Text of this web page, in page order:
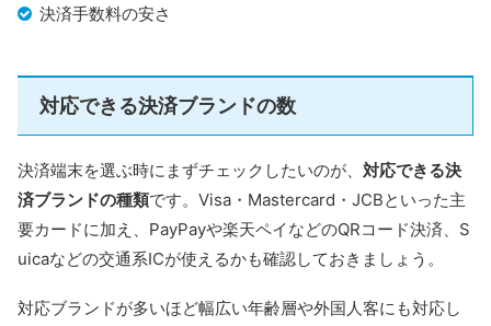
決済手数料の安さ
対応できる決済ブランドの数
決済端末を選ぶ時にまずチェックしたいのが、 対応できる決
済ブランドの種類です。Visa・Mastercard・JCBといった主
要カードに加え、PayPayや楽天ペイなどのQRコード決済、S
uicaなどの交通系ICが使えるかも確認しておきましょう。
対応ブランドが多いほど幅広い年齢層や外国人客にも対応し